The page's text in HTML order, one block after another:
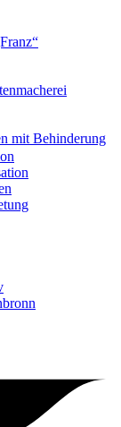
mit Behinderung